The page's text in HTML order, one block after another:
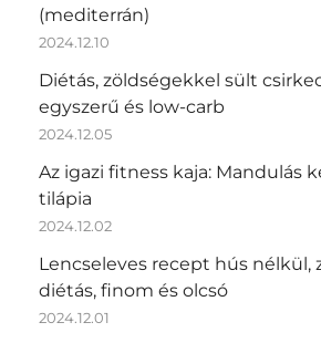
(mediterrán)
2024.12.10
Diétás, zöldségekkel sült
egyszerű és low-carb
2024.12.05
Az igazi fitness kaja: Mandulás
tilápia
2024.12.02
Lencseleves recept hús nélkül,
diétás, finom és olcsó
2024.12.01